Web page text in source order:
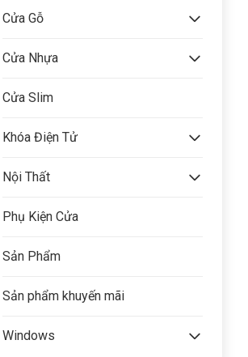
Cửa Gỗ
Cửa Nhựa
Cửa Slim
Khóa Điện Tử
Nội Thất
Phụ Kiện Cửa
Sản Phẩm
Sản phẩm khuyến mãi
Windows